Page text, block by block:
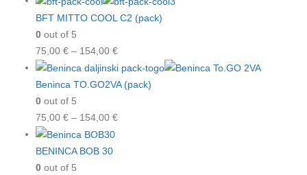
BFT MITTO COOL C2 (pack)
0 out of 5
75,00 € – 154,00 €
Beninca TO.GO2VA (pack)
0 out of 5
75,00 € – 154,00 €
BENINCA BOB 30
0 out of 5